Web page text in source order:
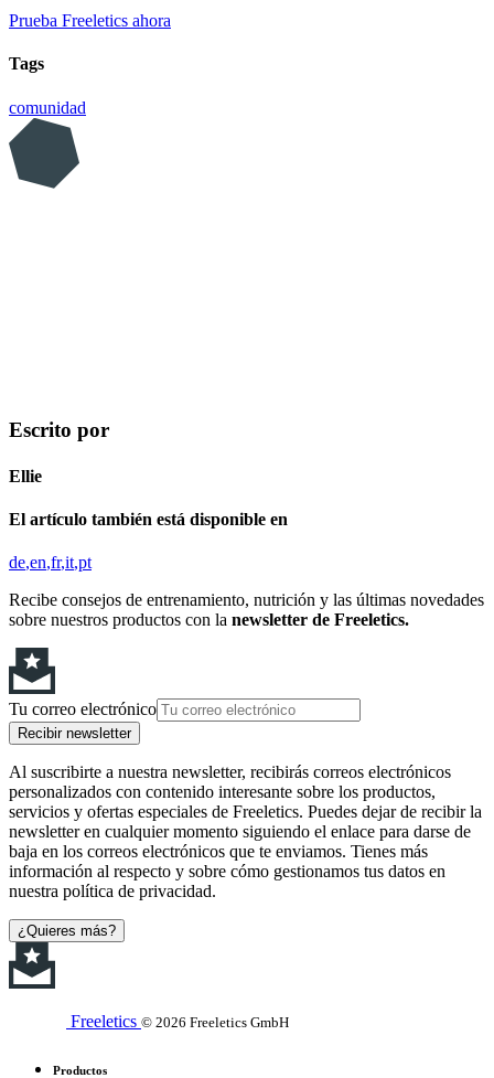
Prueba Freeletics ahora
Tags
comunidad
Escrito por
Ellie
El artículo también está disponible en
de en fr it pt
Recibe consejos de entrenamiento, nutrición y las últimas novedades
sobre nuestros productos con la newsletter de Freeletics.
Tu correo electrónico
Recibir newsletter
Al suscribirte a nuestra newsletter, recibirás correos electrónicos
personalizados con contenido interesante sobre los productos,
servicios y ofertas especiales de Freeletics. Puedes dejar de recibir la
newsletter en cualquier momento siguiendo el enlace para darse de
baja en los correos electrónicos que te enviamos. Tienes más
información al respecto y sobre cómo gestionamos tus datos en
nuestra política de privacidad.
¿Quieres más?
Freeletics © 2026 Freeletics GmbH
Productos